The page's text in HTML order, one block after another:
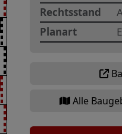
Rechtsstand
Planart
Alle